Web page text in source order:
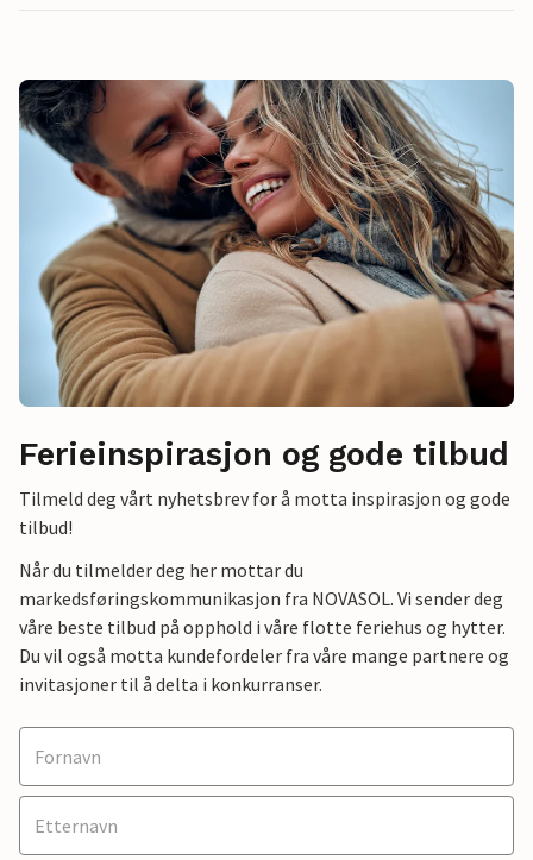
Ferieinspirasjon og gode tilbud
Tilmeld deg vårt nyhetsbrev for å motta inspirasjon og gode
tilbud!
Når du tilmelder deg her mottar du
markedsføringskommunikasjon fra NOVASOL. Vi sender deg
våre beste tilbud på opphold i våre flotte feriehus og hytter.
Du vil også motta kundefordeler fra våre mange partnere og
invitasjoner til å delta i konkurranser.